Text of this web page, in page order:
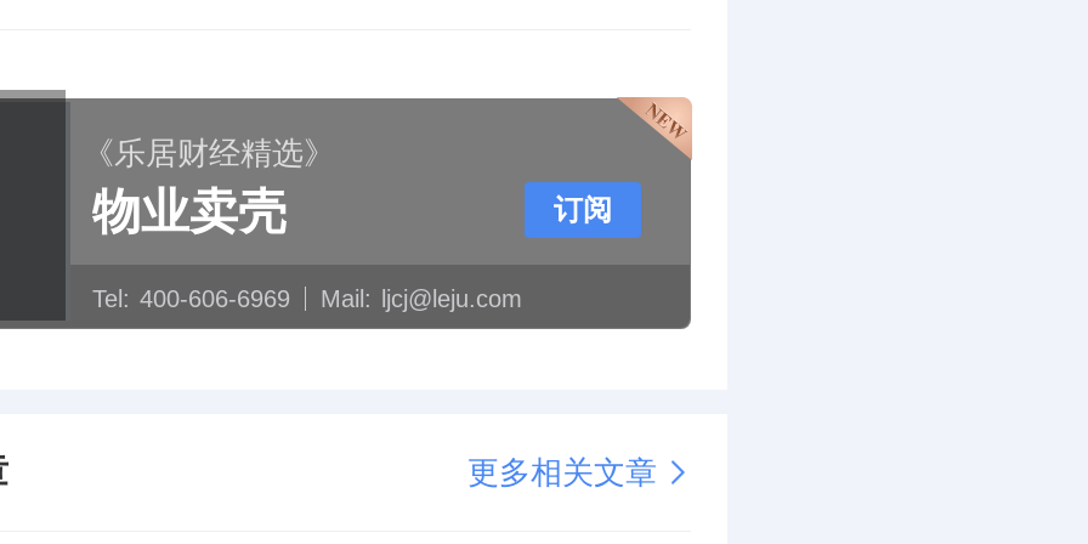
《乐居财经精选》
物业卖壳
Tel: 400-606-6969 Mail: ljcj@leju.com
订阅
更多相关文章